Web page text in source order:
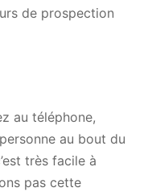
de prospection
au téléphone,
au bout du
très facile à
pas cette